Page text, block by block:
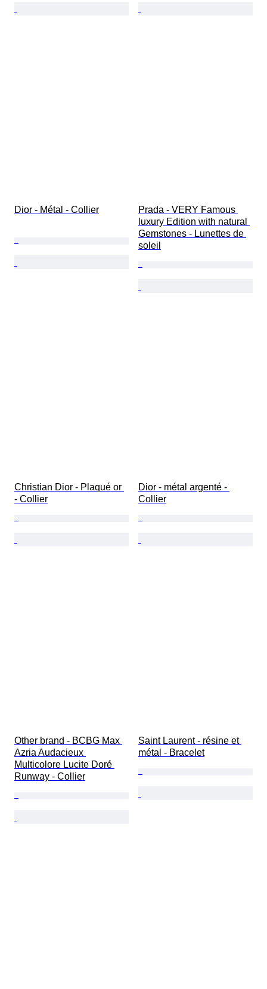
Dior - Métal - Collier
Prada - VERY Famous
luxury Edition with natural
Gemstones - Lunettes de
soleil
Christian Dior - Plaqué or
- Collier
Dior - métal argenté -
Collier
Other brand - BCBG Max
Azria Audacieux
Multicolore Lucite Doré
Runway - Collier
Saint Laurent - résine et
métal - Bracelet